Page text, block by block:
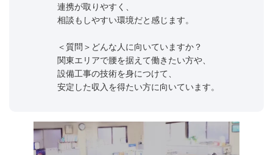
連携が取りやすく、
相談もしやすい環境だと感じます。
＜質問＞どんな人に向いていますか？
関東エリアで腰を据えて働きたい方や、
設備工事の技術を身につけて、
安定した収入を得たい方に向いています。